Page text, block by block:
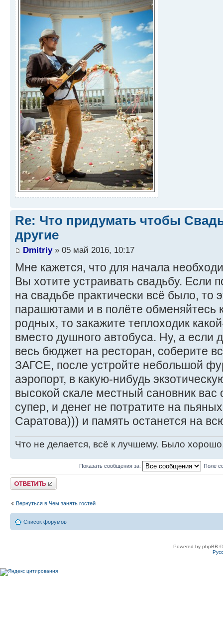
Re: Что придумать чтобы
другие
Dmitriy» 05 май 2016, 10:17
Мне кажется, что для начала
Вы хотите устраивать свадьбу. Если
на свадьбе практически всё было, то
парашютами и в полёте обменяйтесь
родных, то закажите теплоходик
вместо душного автобуса. Ну, а если
весь бюджет на ресторан, соберите
ЗАГСЕ, после устройте небольшой
аэропорт, в какую-нибудь
высокой скале местный сановник вас
супер, и денег не потратите на
Саратова))) и память останется на
Что не делается, всё к лучшему. Было
Показать сообщения за: Поле
Ответить
Вернуться в Чем занять гостей
Список форумов
Powered by phpBB